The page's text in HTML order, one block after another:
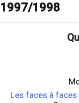
1997/1998
Les faces à